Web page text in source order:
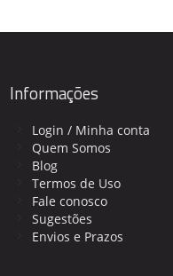
Informações
Login / Minha conta
Quem Somos
Blog
Termos de Uso
Fale conosco
Sugestões
Envios e Prazos